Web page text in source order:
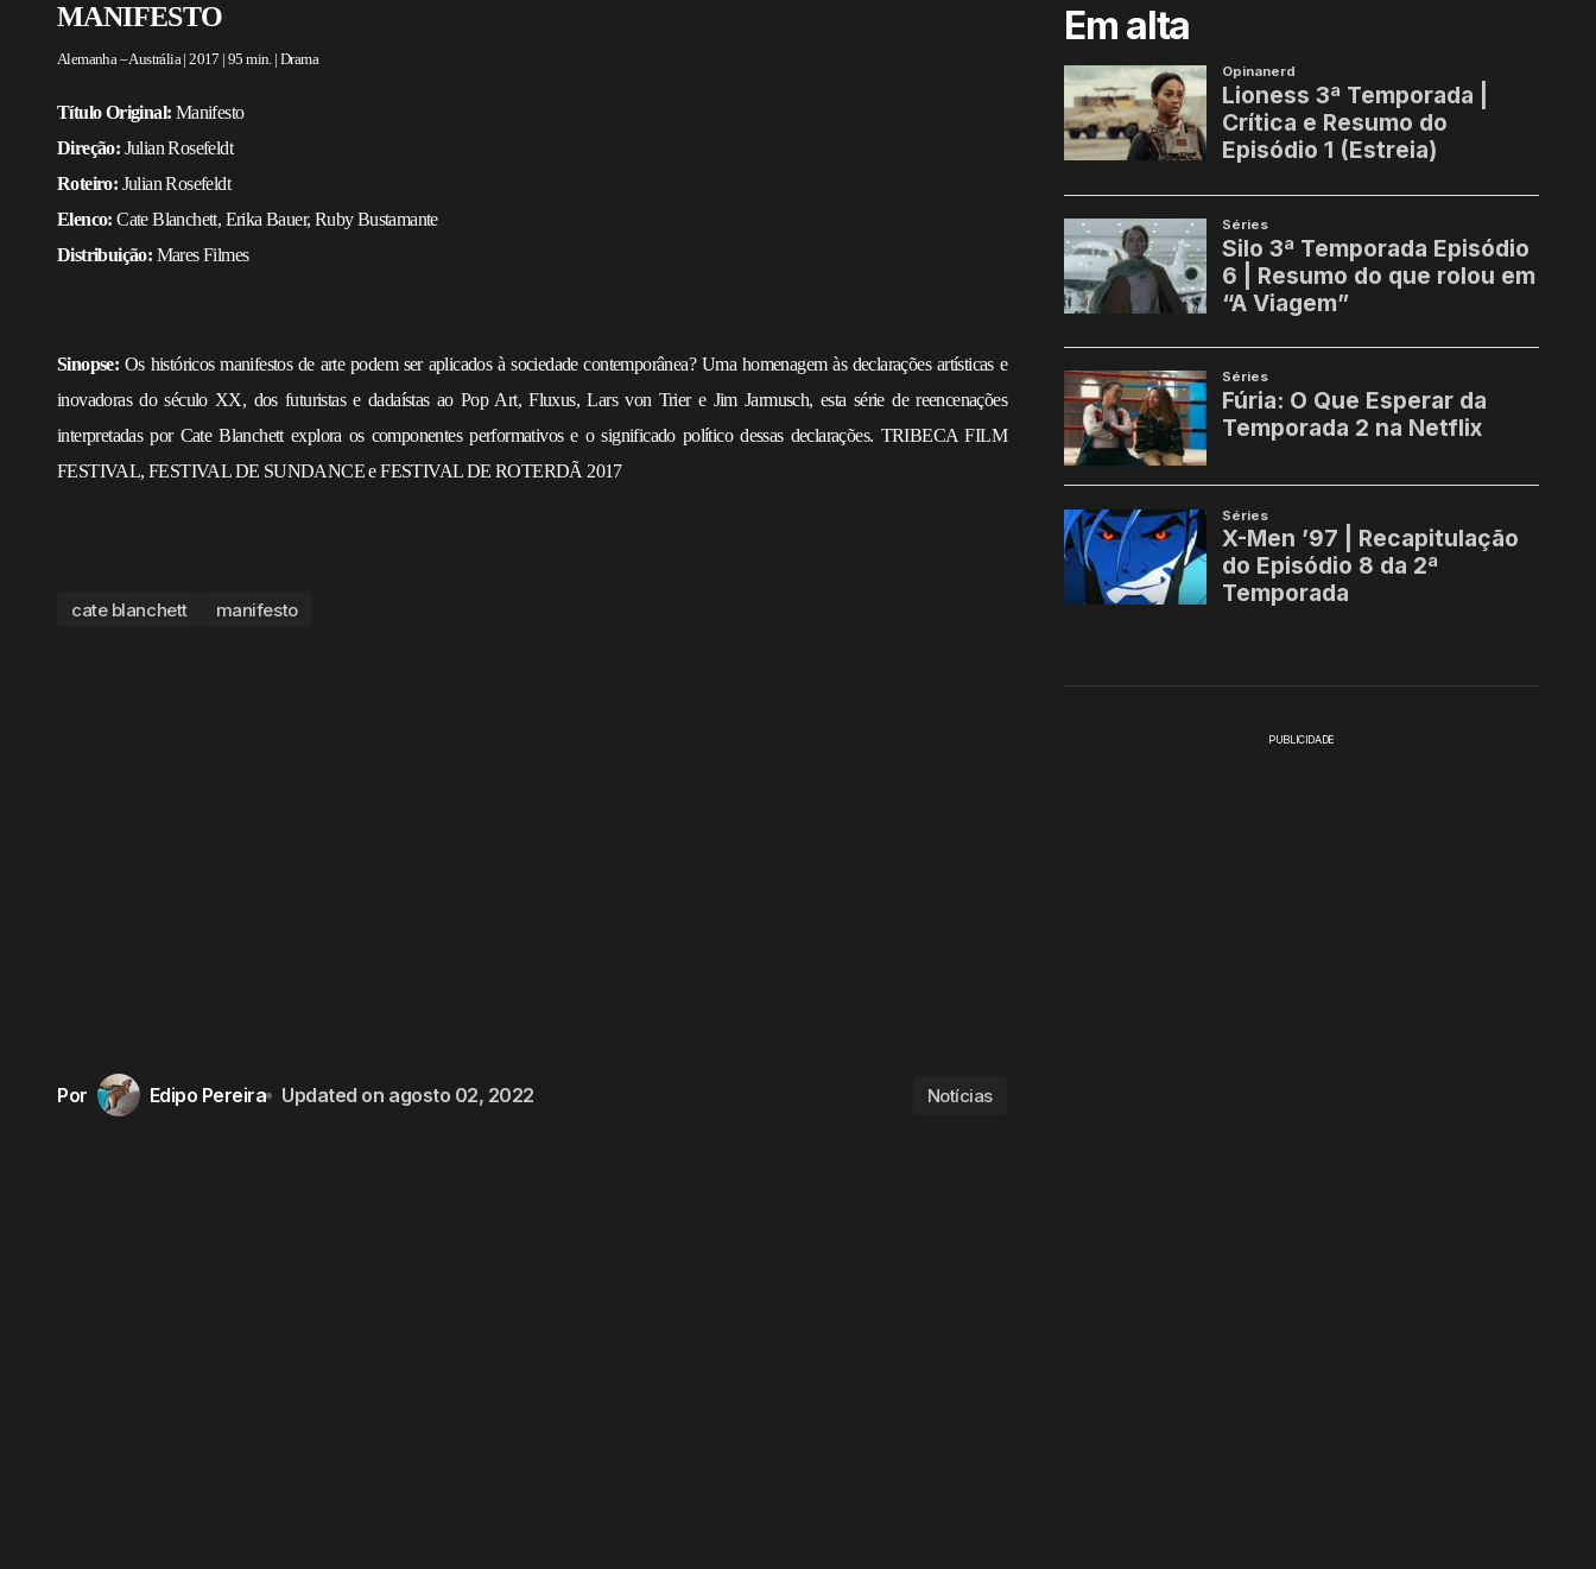
MANIFESTO
Alemanha – Austrália | 2017 | 95 min. | Drama
Título Original: Manifesto
Direção: Julian Rosefeldt
Roteiro: Julian Rosefeldt
Elenco:Cate Blanchett, Erika Bauer, Ruby Bustamante
Distribuição: Mares Filmes
Sinopse: Os históricos manifestos de arte podem ser aplicados à sociedade contemporânea? Uma homenagem às declarações artísticas e
inovadoras do século XX, dos futuristas e dadaístas ao Pop Art, Fluxus, Lars von Trier e Jim Jarmusch, esta série de reencenações
interpretadas por Cate Blanchett explora os componentes performativos e o significado político dessas declarações. TRIBECA FILM
FESTIVAL, FESTIVAL DE SUNDANCE e FESTIVAL DE ROTERDÃ 2017
cate blanchett manifesto
Por Edipo Pereira Updated on agosto 02, 2022 Notícias
Em alta
PUBLICIDADE